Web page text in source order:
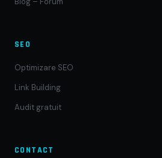
SEO
Optimizare SEO
Link Building
Audit gratuit
CONTACT